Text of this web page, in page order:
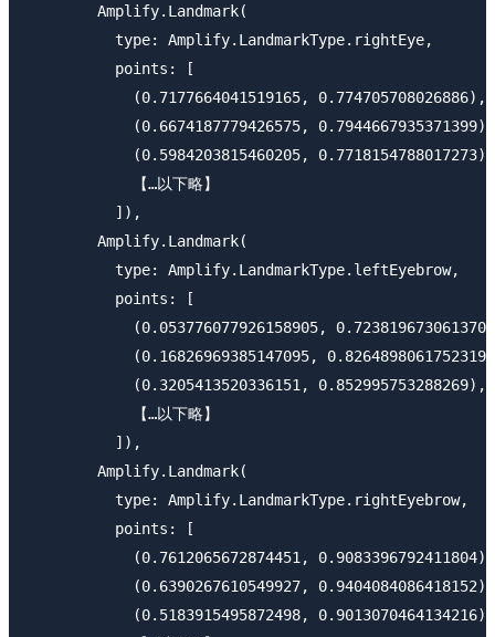
        Amplify.Landmark(
          type: Amplify.LandmarkType.rightEye,
          points: [
            (0.7177664041519165, 0.774705708026886),
(0.6674187779426575,
            (0.5984203815460205, 0.7718154788017273),
            【…以下略】
          ]),
        Amplify.Landmark(
          type: Amplify.LandmarkType.leftEyebrow,
          points: [
(0.053776077926158905,
(0.16826969385147095,
            (0.3205413520336151, 0.852995753288269),
            【…以下略】
          ]),
        Amplify.Landmark(
          type: Amplify.LandmarkType.rightEyebrow,
          points: [
(0.7612065672874451,
(0.6390267610549927,
            (0.5183915495872498, 0.9013070464134216),